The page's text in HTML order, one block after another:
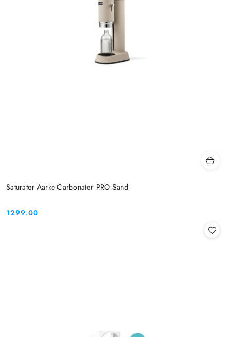
Saturator Aarke Carbonator PRO Sand
Cena:
1299.00